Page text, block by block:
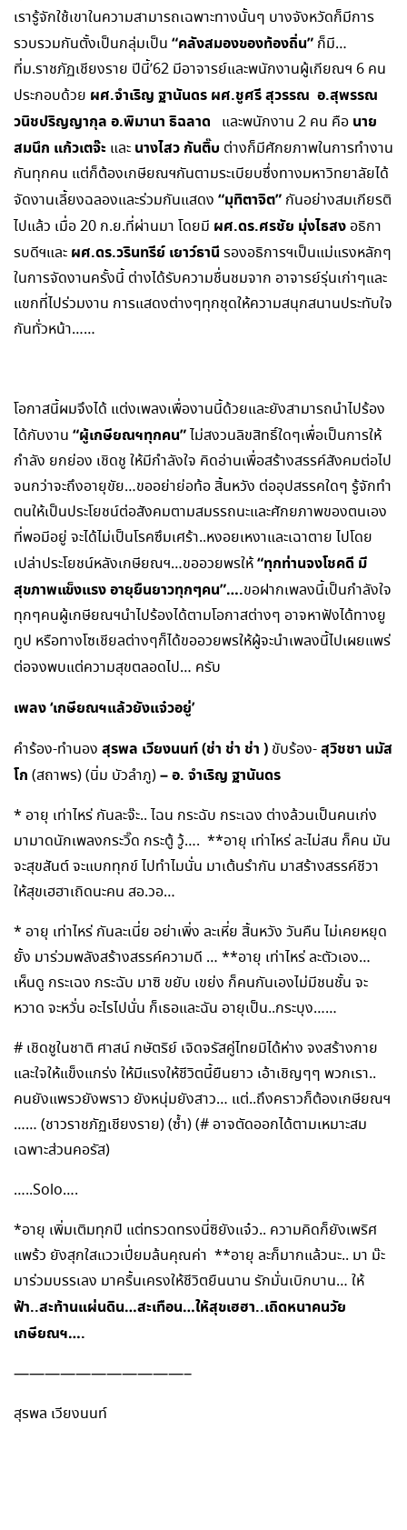
เรารู้จักใช้เขาในความสามารถเฉพาะทางนั้นๆ บางจังหวัดก็มีการ
รวบรวมกันตั้งเป็นกลุ่มเป็น “คลังสมองของท้องถิ่น” ก็มี…
ที่ม.ราชภัฏเชียงราย ปีนี้’62 มีอาจารย์และพนักงานผู้เกียณฯ 6 คน
ประกอบด้วย ผศ.จำเริญ ฐานันดร ผศ.ชูศรี สุวรรณ อ.สุพรรณ
วนิชปริญญากุล อ.พิมานา ธิฉลาด และพนักงาน 2 คน คือ นาย
สมนึก แก้วเตจ๊ะ และ นางไสว กันติ๊บ ต่างก็มีศักยภาพในการทำงาน
กันทุกคน แต่ก็ต้องเกษียณฯกันตามระเบียบซึ่งทางมหาวิทยาลัยได้
จัดงานเลี้ยงฉลองและร่วมกันแสดง “มุทิตาจิต” กันอย่างสมเกียรติ
ไปแล้ว เมื่อ 20 ก.ย.ที่ผ่านมา โดยมี ผศ.ดร.ศรชัย มุ่งไธสง อธิกา
รบดีฯและ ผศ.ดร.วรินทรีย์ เยาว์ธานี รองอธิการฯเป็นแม่แรงหลักๆ
ในการจัดงานครั้งนี้ ต่างได้รับความชื่นชมจาก อาจารย์รุ่นเก่าๆและ
แขกที่ไปร่วมงาน การแสดงต่างๆทุกชุดให้ความสนุกสนานประทับใจ
กันทั่วหน้า……
โอกาสนี้ผมจึงได้ แต่งเพลงเพื่องานนี้ด้วยและยังสามารถนำไปร้อง
ได้กับงาน “ผู้เกษียณฯทุกคน”ไม่สงวนลิขสิทธิ์ใดๆเพื่อเป็นการให้
กำลัง ยกย่อง เชิดชู ให้มีกำลังใจ คิดอ่านเพื่อสร้างสรรค์สังคมต่อไป
จนกว่าจะถึงอายุขัย…ขออย่าย่อท้อ สิ้นหวัง ต่ออุปสรรคใดๆ รู้จักทำ
ตนให้เป็นประโยชน์ต่อสังคมตามสมรรถนะและศักยภาพของตนเอง
ที่พอมีอยู่ จะได้ไม่เป็นโรคซึมเศร้า..หงอยเหงาและเฉาตาย ไปโดย
เปล่าประโยชน์หลังเกษียณฯ…ขออวยพรให้“ทุกท่านจงโชคดี มี
สุขภาพแข็งแรง อายุยืนยาวทุกๆคน”….ขอฝากเพลงนี้เป็นกำลังใจ
ทุกๆคนผู้เกษียณฯนำไปร้องได้ตามโอกาสต่างๆ อาจหาฟังได้ทางยู
ทูป หรือทางโซเชียลต่างๆก็ได้ขออวยพรให้ผู้จะนำเพลงนี้ไปเผยแพร่
ต่อจงพบแต่ความสุขตลอดไป… ครับ
เพลง‘เกษียณฯแล้วยังแจ๋วอยู่’
คำร้อง-ทำนอง สุรพล เวียงนนท์ (ช่า ช่า ช่า ) ขับร้อง-สุวิชชา นมัส
โก (สถาพร) (นิ่ม บัวลำภู)– อ. จำเริญ ฐานันดร
* อายุ เท่าไหร่ กันละจ๊ะ.. ไฉน กระฉับ กระเฉง ต่างล้วนเป็นคนเก่ง
มามาดนักเพลงกระวิ๊ด กระตู้ วู้…. **อายุ เท่าไหร่ ละไม่สน ก็คน มัน
จะสุขสันต์ จะแบกทุกข์ ไปทำไมนั่น มาเต้นรำกัน มาสร้างสรรค์ชีวา
ให้สุขเฮฮาเถิดนะคน สอ.วอ…
* อายุ เท่าไหร่ กันละเนี่ย อย่าเพิ่ง ละเหี่ย สิ้นหวัง วันคืน ไม่เคยหยุด
ยั้ง มาร่วมพลังสร้างสรรค์ความดี … **อายุ เท่าไหร่ ละตัวเอง…
เห็นดู กระเฉง กระฉับ มาซิ ขยับ เขย่ง ก็คนกันเองไม่มีชนชั้น จะ
หวาด จะหวั่น อะไรไปนั่น ก็เธอและฉัน อายุเป็น..กระบุง……
# เชิดชูในชาติ ศาสน์ กษัตริย์ เจิดจรัสคู่ไทยมิได้ห่าง จงสร้างกาย
และใจให้แข็งแกร่ง ให้มีแรงให้ชีวิตนี้ยืนยาว เอ้าเชิญๆๆ พวกเรา..
คนยังแพรวยังพราว ยังหนุ่มยังสาว… แต่..ถึงคราวก็ต้องเกษียณฯ
…… (ชาวราชภัฏเชียงราย) (ซ้ำ) (# อาจตัดออกได้ตามเหมาะสม
เฉพาะส่วนคอรัส)
…..Solo….
*อายุ เพิ่มเติมทุกปี แต่ทรวดทรงนี่ซิยังแจ๋ว.. ความคิดก็ยังเพริศ
แพร้ว ยังสุกใสแววเปี่ยมล้นคุณค่า **อายุ ละก็มากแล้วนะ.. มา ม๊ะ
มาร่วมบรรเลง มาครื้นเครงให้ชีวิตยืนนาน รักมั่นเบิกบาน… ให้
ฟ้า..สะท้านแผ่นดิน…สะเทือน…ให้สุขเฮฮา..เถิดหนาคนวัย
เกษียณฯ….
———————————–
สุรพล เวียงนนท์